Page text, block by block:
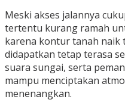
Meski akses jalannya
tertentu kurang ramah
karena kontur tanah naik
didapatkan tetap terasa
suara sungai, serta
mampu menciptakan
menenangkan.